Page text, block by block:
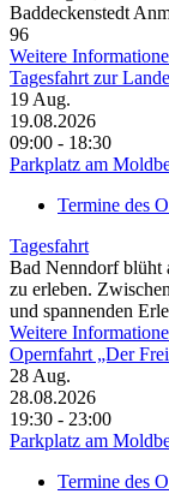
Baddeckenstedt
96 bis
Weitere
Tagesfahrt zur
19 Aug.
19.08.2026
09:00 - 18:30
Parkplatz am
Termine des
Tagesfahrt
Bad Nenndorf blüht
zu erleben.
und spannenden
Weitere
Opernfahrt „Der
28 Aug.
28.08.2026
19:30 - 23:00
Parkplatz am
Termine des